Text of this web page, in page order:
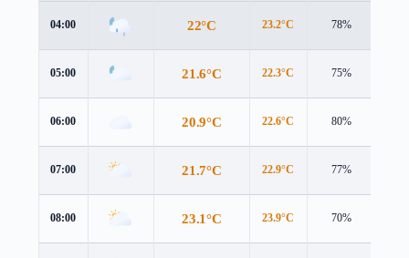
04:00 22°C 23.2°C 78%
05:00 21.6°C 22.3°C 75%
06:00 20.9°C 22.6°C 80%
07:00 21.7°C 22.9°C 77%
08:00 23.1°C 23.9°C 70%